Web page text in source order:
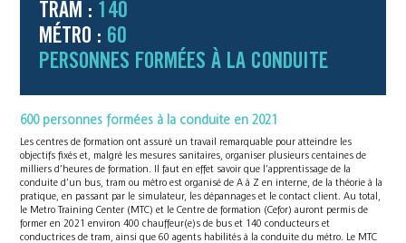
TRAM : 140
MÉTRO : 60
PERSONNES FORMÉES À LA CONDUITE
600 personnes formées à la conduite en 2021
Les centres de formation ont assuré un travail remarquable pour atteindre les
objectifs fixés et, malgré les mesures sanitaires, organiser plusieurs centaines de
milliers d’heures de formation. Il faut en effet savoir que l’apprentissage de la
conduite d’un bus, tram ou métro est organisé de A à Z en interne, de la théorie à la
pratique, en passant par le simulateur, les dépannages et le contact client. Au total,
le Metro Training Center (MTC) et le Centre de formation (Cefor) auront permis de
former en 2021 environ 400 chauffeur(e)s de bus et 140 conducteurs et
conductrices de tram, ainsi que 60 agents habilités à la conduite du métro. Le MTC